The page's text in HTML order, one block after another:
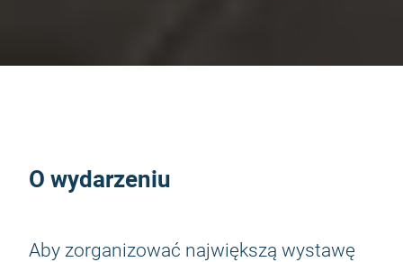
O wydarzeniu
Aby zorganizować największą wystawę